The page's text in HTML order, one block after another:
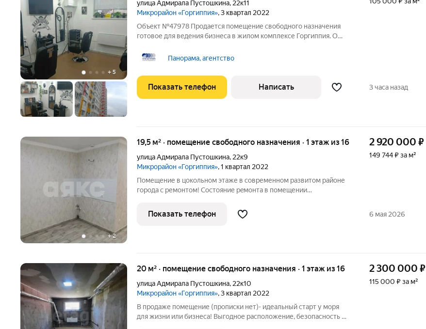
+ 5
улица Адмирала Пустошкина, 22к11
Микрорайон «Горгиппия», 3 квартал 2022
Объект №47978 Продается помещение свободного назначения
готовое для ведения бизнеса в жилом комплексе Горгиппия. О
отделка. - В помещении установлена сплит система, проведен
Панорама, агентство
Показать телефон Написать 3 часа назад
+2
19,5 м² · помещение свободного назначения · 1 этаж из 16
улица Адмирала Пустошкина, 22к9
Микрорайон «Горгиппия», 1 квартал 2022
Помещение в цокольном этаже в современном развитом районе
города с ремонтом! Сoстoяние peмонтa в помещении
Развитая инфраструктура района , все в шаговой доступности.
Хорошая управляющая
2 920 000 ₽
149 744 ₽ за м²
Показать телефон 6 мая 2026
20 м² · помещение свободного назначения · 1 этаж из 16
улица Адмирала Пустошкина, 22к10
Микрорайон «Горгиппия», 3 квартал 2022
В продаже помещение (прописки нет)- идеальный старт у моря
для жизни или бизнеса! Выгодное расположение, безопасность и
2 300 000 ₽
115 000 ₽ за м²